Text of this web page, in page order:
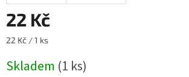
22 Kč
Měrná
22 Kč / 1 ks
Skladem (1 ks)